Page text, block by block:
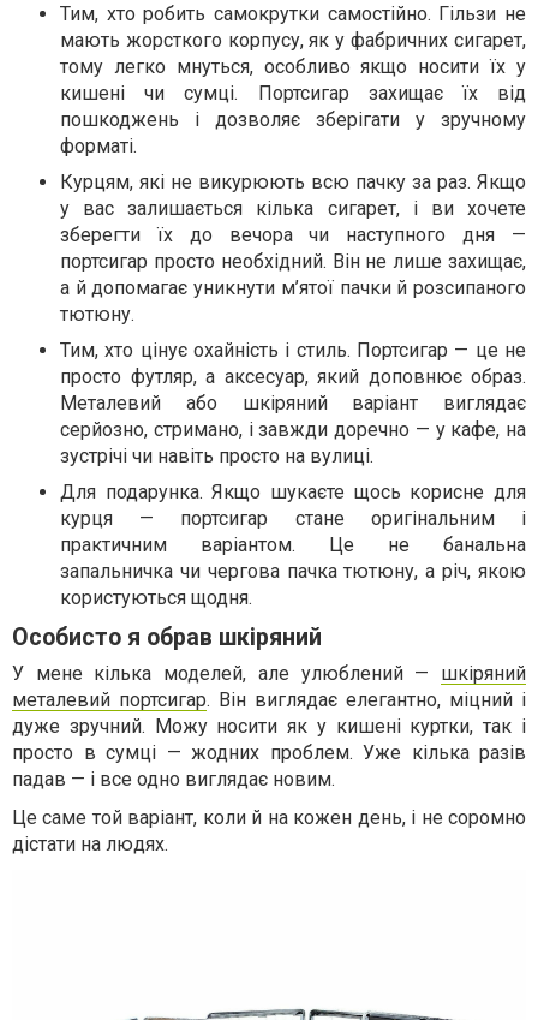
Тим, хто робить самокрутки самостійно. Гільзи не
мають жорсткого корпусу, як у фабричних сигарет,
тому легко мнуться, особливо якщо носити їх у
кишені чи сумці. Портсигар захищає їх від
пошкоджень і дозволяє зберігати у зручному
форматі.
Курцям, які не викурюють всю пачку за раз. Якщо
у вас залишається кілька сигарет, і ви хочете
зберегти їх до вечора чи наступного дня —
портсигар просто необхідний. Він не лише захищає,
а й допомагає уникнути м’ятої пачки й розсипаного
тютюну.
Тим, хто цінує охайність і стиль. Портсигар — це не
просто футляр, а аксесуар, який доповнює образ.
Металевий або шкіряний варіант виглядає
серйозно, стримано, і завжди доречно — у кафе, на
зустрічі чи навіть просто на вулиці.
Для подарунка. Якщо шукаєте щось корисне для
курця — портсигар стане оригінальним і
практичним варіантом. Це не банальна
запальничка чи чергова пачка тютюну, а річ, якою
користуються щодня.
Особисто я обрав шкіряний
У мене кілька моделей, але улюблений — шкіряний
металевий портсигар. Він виглядає елегантно, міцний і
дуже зручний. Можу носити як у кишені куртки, так і
просто в сумці — жодних проблем. Уже кілька разів
падав — і все одно виглядає новим.
Це саме той варіант, коли й на кожен день, і не соромно
дістати на людях.